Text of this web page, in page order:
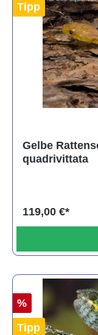
Tipp
Gelbe
quadrivittata
119,00 €*
%
Tipp